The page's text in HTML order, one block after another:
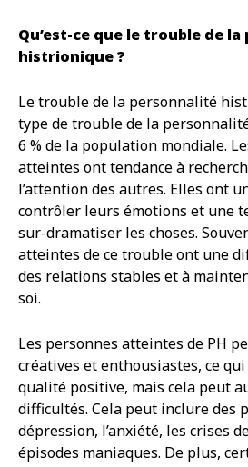
Qu’est-ce que le trouble de
histrionique ?
Le trouble de la personnalité
type de trouble de la
6 % de la population mondiale.
atteintes ont tendance à
l’attention des autres. Elles ont
contrôler leurs émotions et une
sur-dramatiser les choses.
atteintes de ce trouble ont une
des relations stables et à
soi.
Les personnes atteintes de PH
créatives et enthousiastes, ce
qualité positive, mais cela peut
difficultés. Cela peut inclure des
dépression, l’anxiété, les crises
épisodes maniaques. De plus,